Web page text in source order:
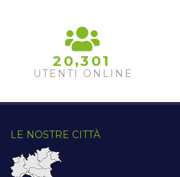
2 0,3 01
UTENTI ONLINE
LE NOSTRE CITTÀ